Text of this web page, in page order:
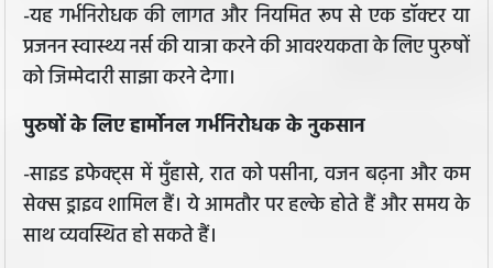
-यह गर्भनिरोधक की लागत और नियमित रूप से एक डॉक्टर या
प्रजनन स्वास्थ्य नर्स की यात्रा करने की आवश्यकता के लिए पुरुषों
को जिम्मेदारी साझा करने देगा।
पुरुषों के लिए हार्मोनल गर्भनिरोधक के नुकसान
-साइड इफेक्ट्स में मुँहासे, रात को पसीना, वजन बढ़ना और कम
सेक्स ड्राइव शामिल हैं। ये आमतौर पर हल्के होते हैं और समय के
साथ व्यवस्थित हो सकते हैं।